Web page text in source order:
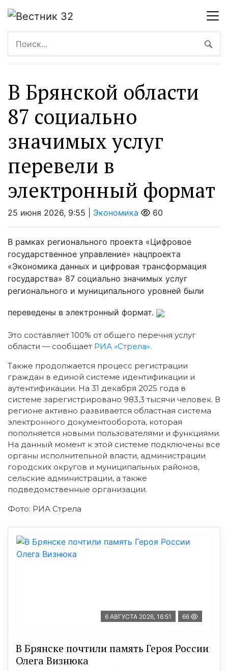
В Брянской области
87 социально
значимых услуг
перевели в
электронный формат
25 июня 2026, 9:55 | Экономика 60
В рамках регионального проекта «Цифровое
государственное управление» нацпроекта
«Экономика данных и цифровая трансформация
государства» 87 социально значимых услуг
регионального и муниципального уровней были
переведены в электронный формат.
Это составляет 100% от общего перечня услуг
области — сообщает РИА «Стрела».
Также продолжается процесс регистрации
граждан в единой системе идентификации и
аутентификации. На 31 декабря 2025 года в
системе зарегистрировано 983,3 тысячи человек. В
регионе активно развивается областная система
электронного документооборота, которая
пополняется новыми пользователями и функциями.
На данный момент к этой системе подключены все
органы исполнительной власти, администрации
городских округов и муниципальных районов,
сельские администрации, а также
подведомственные организации.
Фото: РИА Стрела
6 АВГУСТА 2026, 16:51 66
В Брянске почтили память Героя России
Олега Визнюка